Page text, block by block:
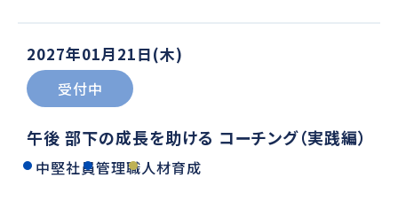
2027年01月21日(木)
受付中
午後 部下の成長を助ける コーチング（実践編）
中堅社員管理職人材育成